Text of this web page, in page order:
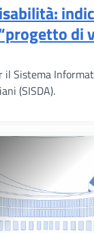
di
il Sistema
(SISDA).